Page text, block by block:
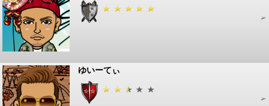
ゆいーてぃ